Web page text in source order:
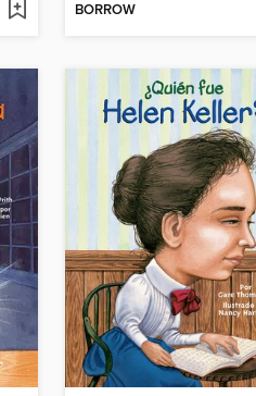
BORROW